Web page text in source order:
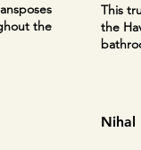
the
This
the
Nihal